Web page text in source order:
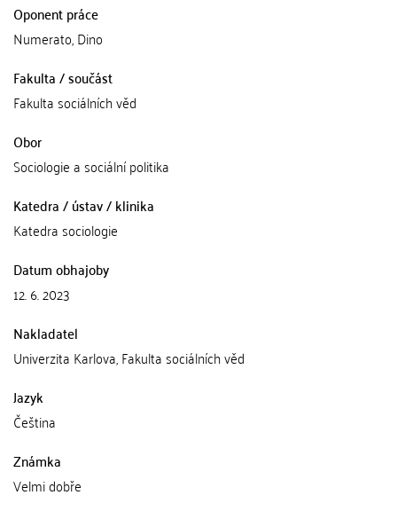
Oponent práce
Numerato, Dino
Fakulta / součást
Fakulta sociálních věd
Obor
Sociologie a sociální politika
Katedra / ústav / klinika
Katedra sociologie
Datum obhajoby
12. 6. 2023
Nakladatel
Univerzita Karlova, Fakulta sociálních věd
Jazyk
Čeština
Známka
Velmi dobře